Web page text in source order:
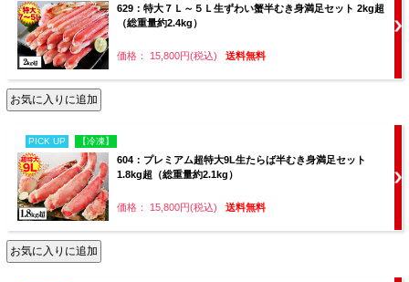
629：特大７Ｌ～５Ｌ生ずわい蟹半むき身満足セット 2kg超
（総重量約2.4kg）
価格： 15,800円(税込) 送料無料
PICK UP 【冷凍】
604：プレミアム超特大9L生たらば半むき身満足セット
1.8kg超（総重量約2.1kg）
価格： 15,800円(税込) 送料無料